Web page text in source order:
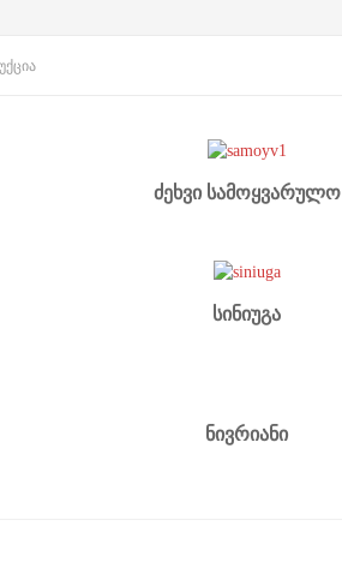
ძეხვი სამოყვარულო
სინიუგა
ნივრიანი